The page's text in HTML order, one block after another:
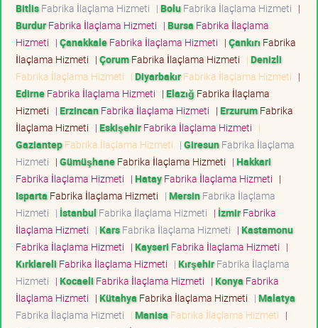
BitlisFabrika İlaçlama Hizmeti | BoluFabrika İlaçlama Hizmeti |
BurdurFabrika İlaçlama Hizmeti | Bursa Fabrika İlaçlama
Hizmeti | ÇanakkaleFabrika İlaçlama Hizmeti | Çankırı Fabrika
İlaçlama Hizmeti | ÇorumFabrika İlaçlama Hizmeti | Denizli
Fabrika İlaçlama Hizmeti | DiyarbakırFabrika İlaçlama Hizmeti |
EdirneFabrika İlaçlama Hizmeti | Elazığ Fabrika İlaçlama
Hizmeti | ErzincanFabrika İlaçlama Hizmeti | ErzurumFabrika
İlaçlama Hizmeti | EskişehirFabrika İlaçlama Hizmeti |
GaziantepFabrika İlaçlama Hizmeti | GiresunFabrika İlaçlama
Hizmeti | GümüşhaneFabrika İlaçlama Hizmeti | Hakkari
Fabrika İlaçlama Hizmeti | HatayFabrika İlaçlama Hizmeti |
Isparta Fabrika İlaçlama Hizmeti | MersinFabrika İlaçlama
Hizmeti | İstanbul Fabrika İlaçlama Hizmeti | İzmirFabrika
İlaçlama Hizmeti | KarsFabrika İlaçlama Hizmeti | Kastamonu
Fabrika İlaçlama Hizmeti | Kayseri Fabrika İlaçlama Hizmeti |
Kırklareli Fabrika İlaçlama Hizmeti | KırşehirFabrika İlaçlama
Hizmeti | Kocaeli Fabrika İlaçlama Hizmeti | Konya Fabrika
İlaçlama Hizmeti | Kütahya Fabrika İlaçlama Hizmeti | Malatya
Fabrika İlaçlama Hizmeti | Manisa Fabrika İlaçlama Hizmeti |